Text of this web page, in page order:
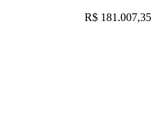
R$ 181.007,35